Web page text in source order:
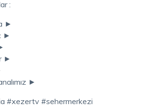
:
►
►
►
►
#xezertv #sehermerkezi